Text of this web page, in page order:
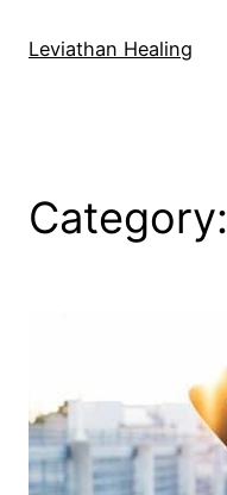
Leviathan Healing
Category: